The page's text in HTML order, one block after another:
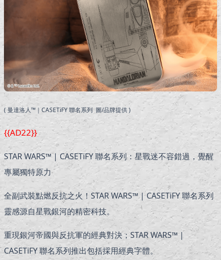
( 曼達洛人™｜CASETiFY 聯名系列 圖/品牌提供 )
{{AD22}}
STAR WARS™ | CASETiFY 聯名系列：星戰迷不容錯過，覺醒
專屬獨特原力
全副武裝點燃反抗之火！STAR WARS™ | CASETiFY 聯名系列
靈感源自星戰銀河的精密科技。
重現銀河帝國與反抗軍的經典對決；STAR WARS™ |
CASETiFY 聯名系列推出包括採用經典字體。